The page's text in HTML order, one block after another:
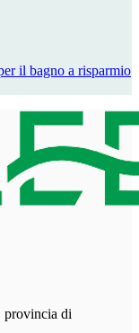
il bagno a risparmio
provincia di